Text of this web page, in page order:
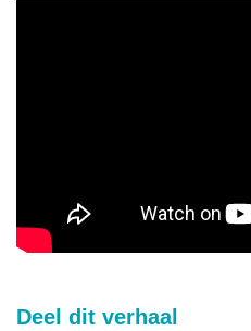
Deel dit verhaal